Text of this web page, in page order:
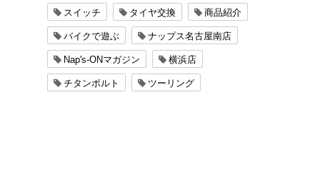
スイッチ タイヤ交換 商品紹介
バイクで遊ぶ ナップス名古屋南店
Nap's-ONマガジン 横浜店
チタンボルト ツーリング